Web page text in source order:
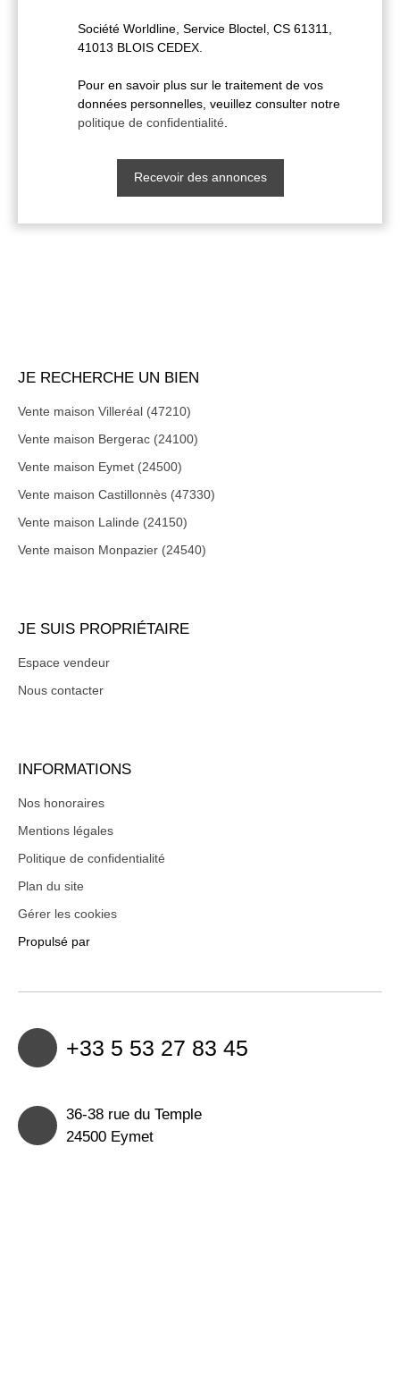
Société Worldline, Service Bloctel, CS 61311,
41013 BLOIS CEDEX.
Pour en savoir plus sur le traitement de vos
données personnelles, veuillez consulter notre
politique de confidentialité
Recevoir des annonces
JE RECHERCHE UN BIEN
Vente maison Villeréal (47210)
Vente maison Bergerac (24100)
Vente maison Eymet (24500)
Vente maison Castillonnès (47330)
Vente maison Lalinde (24150)
Vente maison Monpazier (24540)
JE SUIS PROPRIÉTAIRE
Espace vendeur
Nous contacter
INFORMATIONS
Nos honoraires
Mentions légales
Politique de confidentialité
Plan du site
Gérer les cookies
Propulsé par
+33 5 53 27 83 45
36-38 rue du Temple
24500 Eymet